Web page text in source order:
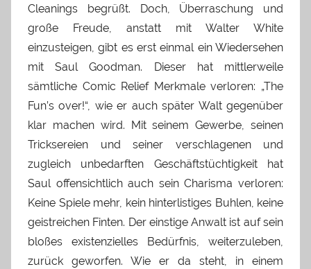
Cleanings begrüßt. Doch, Überraschung und
große Freude, anstatt mit Walter White
einzusteigen, gibt es erst einmal ein Wiedersehen
mit Saul Goodman. Dieser hat mittlerweile
sämtliche Comic Relief Merkmale verloren: „The
Fun’s over!“, wie er auch später Walt gegenüber
klar machen wird. Mit seinem Gewerbe, seinen
Tricksereien und seiner verschlagenen und
zugleich unbedarften Geschäftstüchtigkeit hat
Saul offensichtlich auch sein Charisma verloren:
Keine Spiele mehr, kein hinterlistiges Buhlen, keine
geistreichen Finten. Der einstige Anwalt ist auf sein
bloßes existenzielles Bedürfnis, weiterzuleben,
zurück geworfen. Wie er da steht, in einem